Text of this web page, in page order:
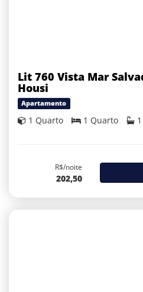
Lit 760 Vista Mar
Housi
Apartamento
1 Quarto 1 Quarto
R$/noite
202,50